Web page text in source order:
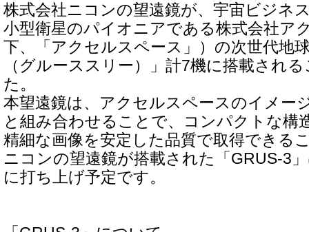
株式会社ニコンの望遠鏡が、宇宙ビジネ
小型衛星のパイオニアである株式会社ア
下、「アクセルスペース」）の次世代地
（グルーススリー）」計7機に搭載され
た。
本望遠鏡は、アクセルスペースのイメー
と組み合わせることで、コンパクトな構
精細な画像を安定した品質で取得できる
ニコンの望遠鏡が搭載された「GRUS-3
に打ち上げ予定です。